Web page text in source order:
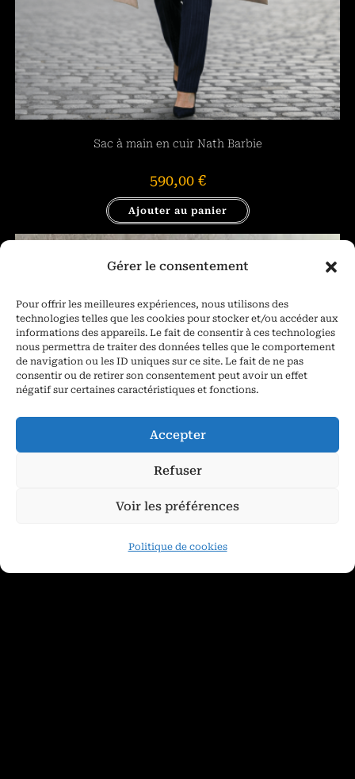
Gérer le consentement
Pour offrir les meilleures expériences, nous utilisons des
technologies telles que les cookies pour stocker et/ou accéder aux
informations des appareils. Le fait de consentir à ces technologies
nous permettra de traiter des données telles que le comportement
de navigation ou les ID uniques sur ce site. Le fait de ne pas
consentir ou de retirer son consentement peut avoir un effet
négatif sur certaines caractéristiques et fonctions.
Accepter
Refuser
Voir les préférences
Politique de cookies
Sac à main en cuir Nath Barbie
590,00 €
Ajouter au panier